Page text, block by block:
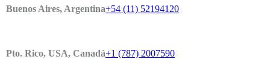
Buenos Aires, Argentina+54 (11) 52194120
Pto. Rico, USA, Canadá+1 (787) 2007590